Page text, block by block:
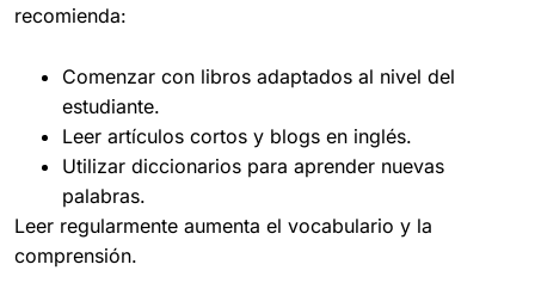
recomienda:
Comenzar con libros adaptados al nivel del
estudiante.
Leer artículos cortos y blogs en inglés.
Utilizar diccionarios para aprender nuevas
palabras.
Leer regularmente aumenta el vocabulario y la
comprensión.